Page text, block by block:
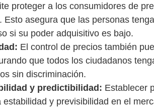
proteger a los consumidores de
Esto asegura que las personas
si su poder adquisitivo es bajo.
El control de precios también
que todos los ciudadanos
sin discriminación.
y predictibilidad: Establecer
estabilidad y previsibilidad en el